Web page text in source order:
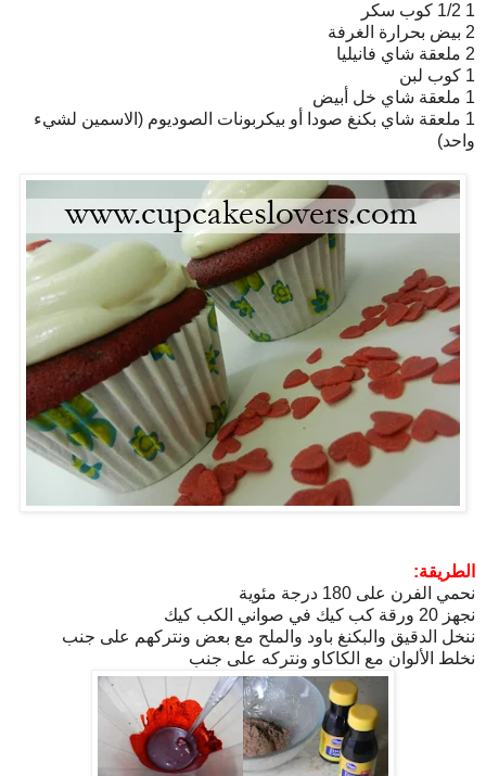
1 1/2 كوب سكر
2 بيض بحرارة الغرفة
2 ملعقة شاي فانيليا
1 كوب لبن
1 ملعقة شاي خل أبيض
1 ملعقة شاي بكنغ صودا أو بيكربونات الصوديوم (الاسمين لشيء
واحد)
الطريقة:
نحمي الفرن على 180 درجة مئوية
نجهز 20 ورقة كب كيك في صواني الكب كيك
ننخل الدقيق والبكنغ باود والملح مع بعض ونتركهم على جنب
نخلط الألوان مع الكاكاو ونتركه على جنب